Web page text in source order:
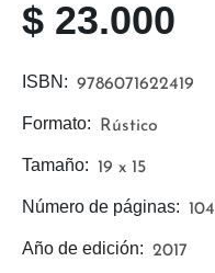
Año de edición: 2017
Número de páginas: 104
Tamaño: 19 x 15
Formato: Rústico
ISBN: 9786071622419
$ 23.000